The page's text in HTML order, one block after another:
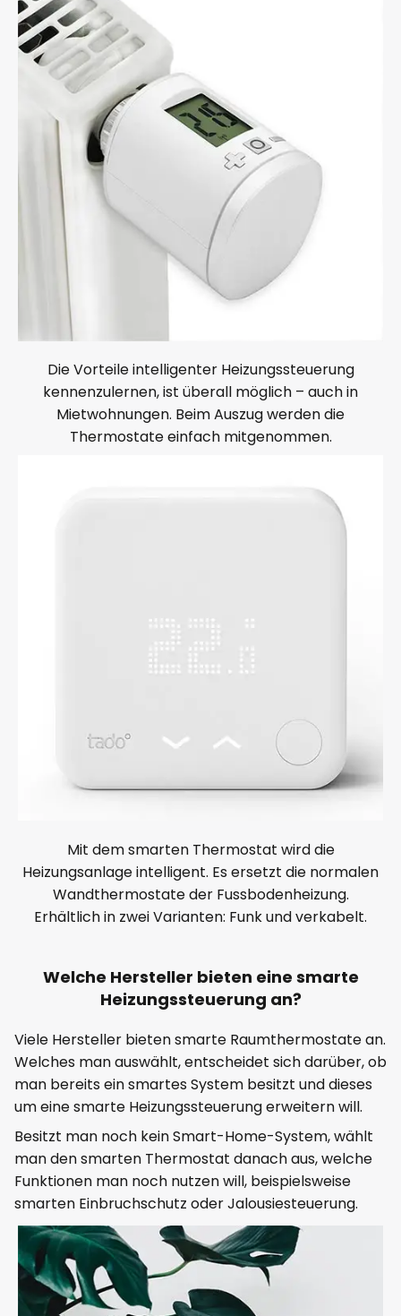
Die Vorteile intelligenter Heizungssteuerung
kennenzulernen, ist überall möglich – auch in
Mietwohnungen. Beim Auszug werden die
Thermostate einfach mitgenommen.
Mit dem smarten Thermostat wird die
Heizungsanlage intelligent. Es ersetzt die normalen
Wandthermostate der Fussbodenheizung.
Erhältlich in zwei Varianten: Funk und verkabelt.
Welche Hersteller bieten eine smarte
Heizungssteuerung an?
Viele Hersteller bieten smarte Raumthermostate an.
Welches man auswählt, entscheidet sich darüber, ob
man bereits ein smartes System besitzt und dieses
um eine smarte Heizungssteuerung erweitern will.
Besitzt man noch kein Smart-Home-System, wählt
man den smarten Thermostat danach aus, welche
Funktionen man noch nutzen will, beispielsweise
smarten Einbruchschutz oder Jalousiesteuerung.